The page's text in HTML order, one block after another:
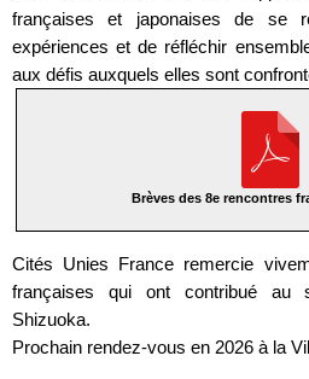
françaises et japonaises de se
expériences et de réfléchir
aux défis auxquels elles sont
Brèves des 8e rencontres
Cités Unies France remercie
françaises qui ont contribué au
Shizuoka.
Prochain rendez-vous en 2026 à la